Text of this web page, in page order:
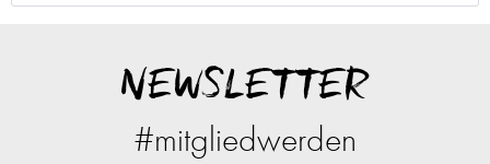
NEWSLETTER
#mitgliedwerden